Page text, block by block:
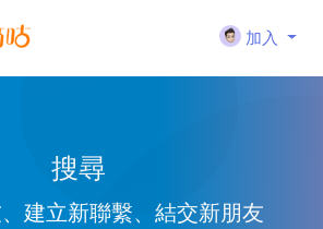
加入
搜尋
建立新聯繫、結交新朋友